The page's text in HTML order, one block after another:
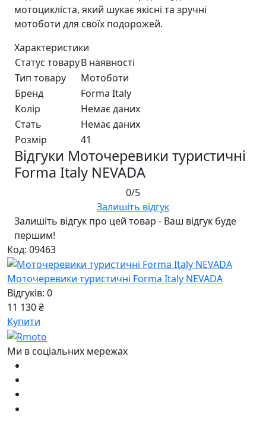
мотоцикліста, який шукає якісні та зручні
мотоботи для своїх подорожей.
Характеристики
Статус товаруВ наявності
Тип товару
Мотоботи
Бренд
Forma Italy
Колір
Немає даних
Стать
Немає даних
Розмір
41
Відгуки Моточеревики туристичні
Forma Italy NEVADA
0/5
Залишіть відгук
Залишіть відгук про цей товар - Ваш відгук буде
першим!
Код: 09463
Моточеревики туристичні Forma Italy NEVADA
Відгуків: 0
11 130 ₴
Купити
Ми в соціальних мережах